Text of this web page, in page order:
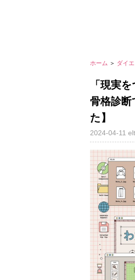
ホーム ＞ ダイ
「現実
骨格診
た】
2024-04-11